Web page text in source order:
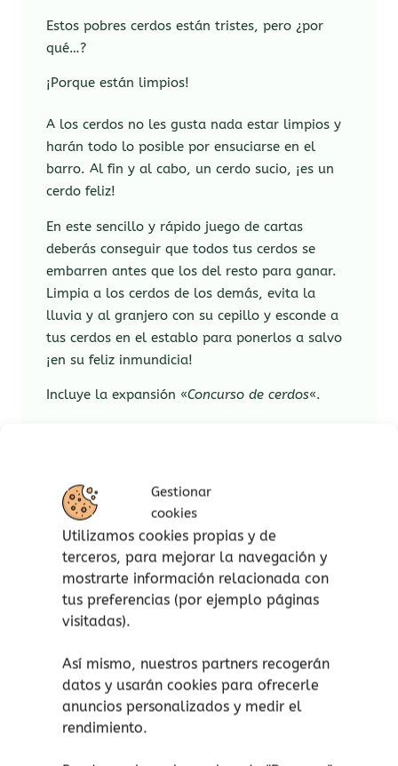
Gestionar
cookies
Utilizamos cookies propias y de
terceros, para mejorar la navegación y
mostrarte información relacionada con
tus preferencias (por ejemplo páginas
visitadas).
Así mismo, nuestros partners recogerán
datos y usarán cookies para ofrecerle
anuncios personalizados y medir el
rendimiento.
Estos pobres cerdos están tristes, pero ¿por
qué…?
¡Porque están limpios!
A los cerdos no les gusta nada estar limpios y
harán todo lo posible por ensuciarse en el
barro. Al fin y al cabo, un cerdo sucio, ¡es un
cerdo feliz!
En este sencillo y rápido juego de cartas
deberás conseguir que todos tus cerdos se
embarren antes que los del resto para ganar.
Limpia a los cerdos de los demás, evita la
lluvia y al granjero con su cepillo y esconde a
tus cerdos en el establo para ponerlos a salvo
¡en su feliz inmundicia!
Incluye la expansión «Concurso de cerdos«.
De 2 a 4 jugadores.
Duración de la partida: 10 minutos.
Material:
104 cartas.
Reglamento.
¡atención! No apto para niños menores de 3
años, peligro de asfixia por piezas pequeñas.